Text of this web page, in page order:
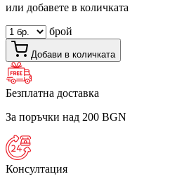
или добавете в количката
брой
Добави в количката
Безплатна доставка
За поръчки над 200 BGN
Консултация